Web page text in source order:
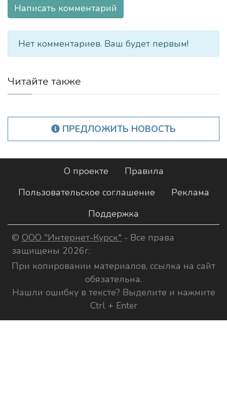
Написать комментарий
Нет комментариев. Ваш будет первым!
Читайте также
ПРЕДЛОЖИТЬ НОВОСТЬ
О проекте
Правила
Пользовательское соглашение
Реклама
Поддержка
© ООО "Интернет-Курск" - Все права
защищены 2026г.
При копировании материалов, ссылка на сайт
обязательна.
Нашли ошибку в тексте? Выделите и нажмите
Ctrl + Enter